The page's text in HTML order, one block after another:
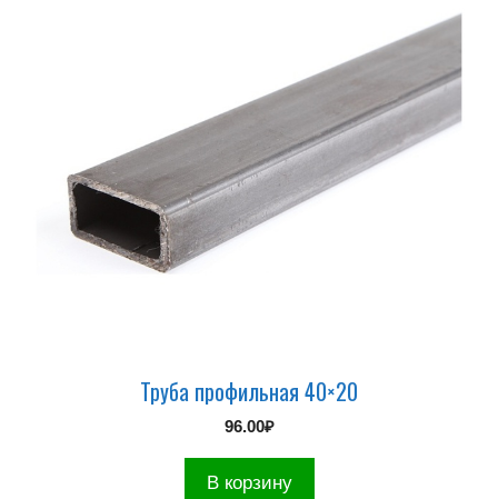
Труба профильная 40×20
96.00₽
В корзину